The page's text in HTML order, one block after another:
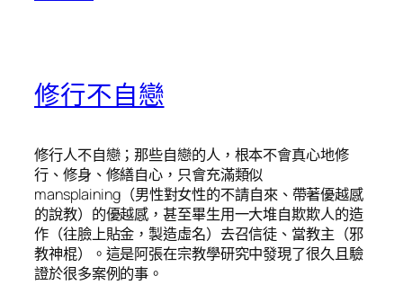
修行不自戀
修行人不自戀；那些自戀的人，根本不會真心地修
行、修身、修繕自心，只會充滿類似
mansplaining（男性對女性的不請自來、帶著優越感
的說教）的優越感，甚至畢生用一大堆自欺欺人的造
作（往臉上貼金，製造虛名）去召信徒、當教主（邪
教神棍）。這是阿張在宗教學研究中發現了很久且驗
證於很多案例的事。